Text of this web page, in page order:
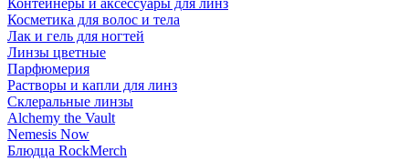
Контейнеры и аксессуары для линз
Косметика для волос и тела
Лак и гель для ногтей
Линзы цветные
Парфюмерия
Растворы и капли для линз
Склеральные линзы
Alchemy the Vault
Nemesis Now
Блюдца RockMerch